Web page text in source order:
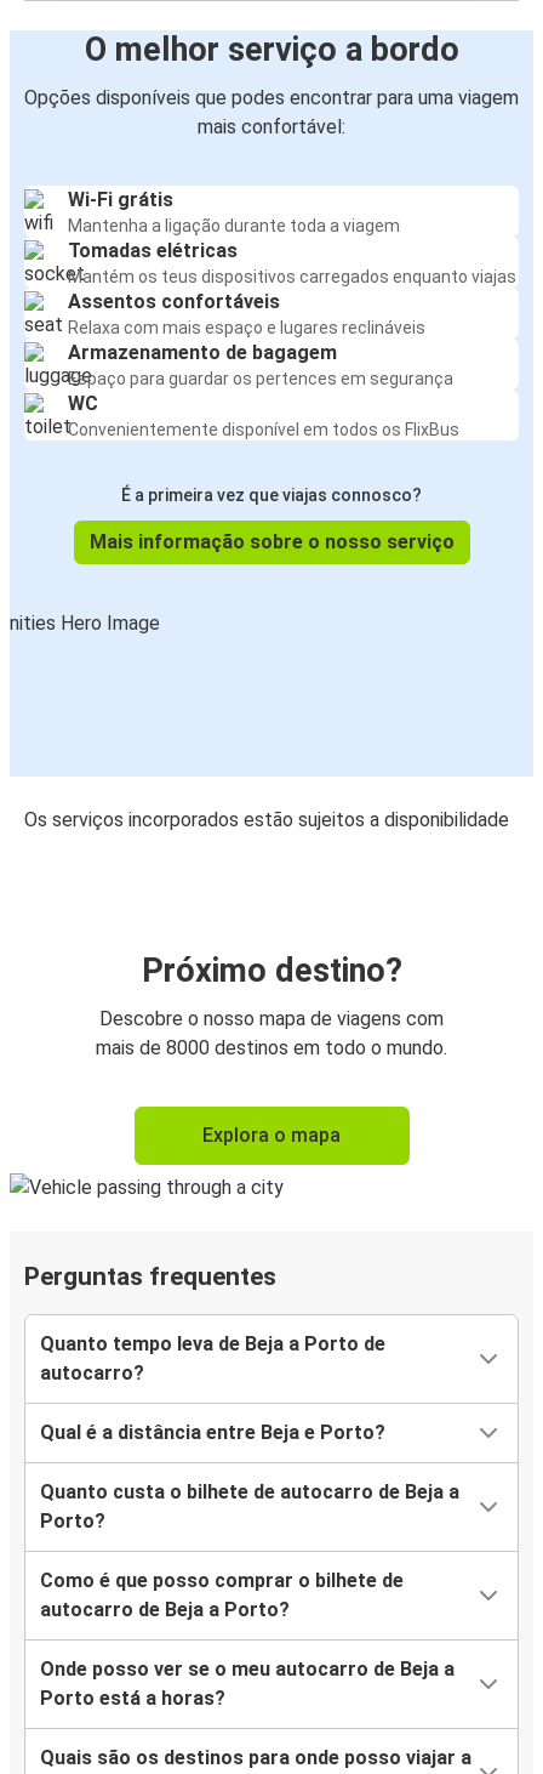
O melhor serviço a bordo
Opções disponíveis que podes encontrar para uma viagem
mais confortável:
Wi-Fi grátis
Mantenha a ligação durante toda a viagem
Tomadas elétricas
Mantém os teus dispositivos carregados enquanto viajas
Assentos confortáveis
Relaxa com mais espaço e lugares reclináveis
Armazenamento de bagagem
Espaço para guardar os pertences em segurança
WC
Convenientemente disponível em todos os FlixBus
É a primeira vez que viajas connosco?
Mais informação sobre o nosso serviço
Os serviços incorporados estão sujeitos a disponibilidade
Próximo destino?
Descobre o nosso mapa de viagens com
mais de 8000 destinos em todo o mundo.
Explora o mapa
Perguntas frequentes
Quanto tempo leva de Beja a Porto de
autocarro?
Qual é a distância entre Beja e Porto?
Quanto custa o bilhete de autocarro de Beja a
Porto?
Como é que posso comprar o bilhete de
autocarro de Beja a Porto?
Onde posso ver se o meu autocarro de Beja a
Porto está a horas?
Quais são os destinos para onde posso viajar a